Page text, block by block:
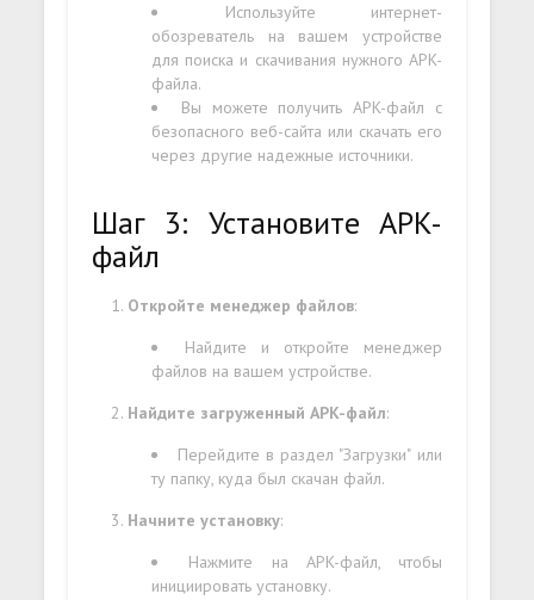
Используйте интернет-
обозреватель на вашем устройстве
для поиска и скачивания нужного APK-
файла.
Вы можете получить APK-файл с
безопасного веб-сайта или скачать его
через другие надежные источники.
Шаг 3: Установите APK-
файл
Откройте менеджер файлов:
Найдите и откройте менеджер
файлов на вашем устройстве.
Найдите загруженный APK-файл:
Перейдите в раздел "Загрузки" или
ту папку, куда был скачан файл.
Начните установку:
Нажмите на APK-файл, чтобы
инициировать установку.